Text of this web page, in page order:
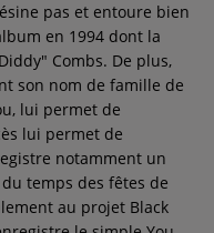
pas et entoure bien
en 1994 dont la
Combs. De plus,
son nom de famille de
lui permet de
lui permet de
notamment un
temps des fêtes de
au projet Black